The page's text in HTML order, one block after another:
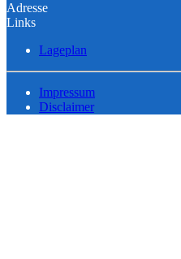
Adresse
Links
Lageplan
Impressum
Disclaimer